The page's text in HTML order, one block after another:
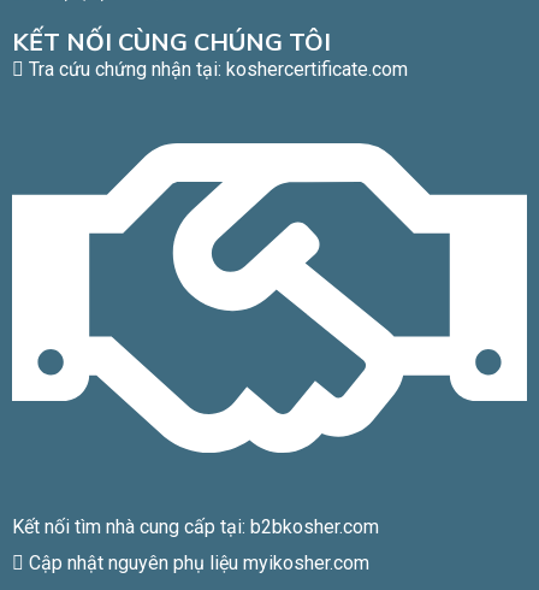
KẾT NỐI CÙNG CHÚNG TÔI
Tra cứu chứng nhận tại: koshercertificate.com
Kết nối tìm nhà cung cấp tại: b2bkosher.com
Cập nhật nguyên phụ liệu myikosher.com